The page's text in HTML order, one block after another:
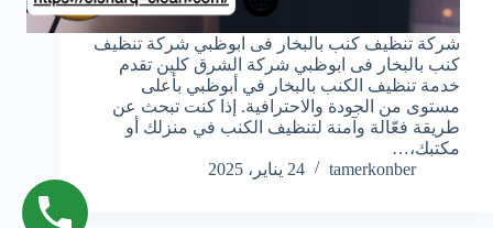
شركة تنظيف كنب بالبخار فى ابوظبي شركة تنظيف
كنب بالبخار فى ابوظبي شركة الشرق كلين تقدم
خدمة تنظيف الكنب بالبخار في أبوظبي بأعلى
مستوى من الجودة والاحترافية. إذا كنت تبحث عن
طريقة فعّالة وآمنة لتنظيف الكنب في منزلك أو
مكتبك،…
tamerkonber
24 يناير، 2025